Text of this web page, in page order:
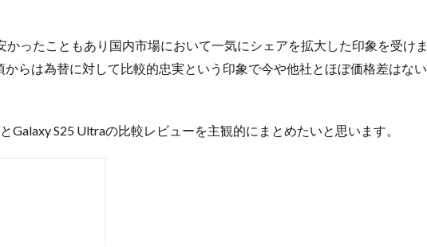
ったこともあり国内市場において一気にシェアを拡大した印象を受けま
らは為替に対して比較的忠実という印象で今や他社とほぼ価格差はない
とGalaxy S25 Ultraの比較レビューを主観的にまとめたいと思います。